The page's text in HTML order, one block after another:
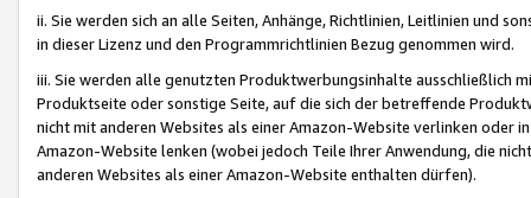
ii. Sie werden sich an alle Seiten, Anhänge, Richtlinien, Leitlinien und
in dieser Lizenz und den Programmrichtlinien Bezug genommen wird.
iii. Sie werden alle genutzten Produktwerbungsinhalte ausschließlich
Produktseite oder sonstige Seite, auf die sich der betreffende
nicht mit anderen Websites als einer Amazon-Website verlinken oder
Amazon-Website lenken (wobei jedoch Teile Ihrer Anwendung, die
anderen Websites als einer Amazon-Website enthalten dürfen).